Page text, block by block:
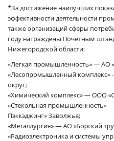
*За достижение наилучших
эффективности деятельности
также организаций сферы
году награждены Почетным
Нижегородской области:
«Легкая промышленность» — АО
«Лесопромышленный
округ;
«Химический комплекс» — ООО
«Стекольная
Пэккэджинг» Заволжье;
«Металлургия» — АО «Борский
«Радиоэлектроника и системы